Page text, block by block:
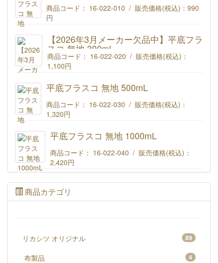
商品コード： 16-022-010 / 販売価格(税込)： 990
円
【2026年3月メーカー欠品中】平底フラ
スコ 無地 300mL
商品コード： 16-022-020 / 販売価格(税込)：
1,100円
平底フラスコ 無地 500mL
商品コード： 16-022-030 / 販売価格(税込)：
1,320円
平底フラスコ 無地 1000mL
商品コード： 16-022-040 / 販売価格(税込)：
2,420円
平底フラスコ 無印 1000mL
商品カテゴリ
リカシツ オリジナル 89
布製品 4